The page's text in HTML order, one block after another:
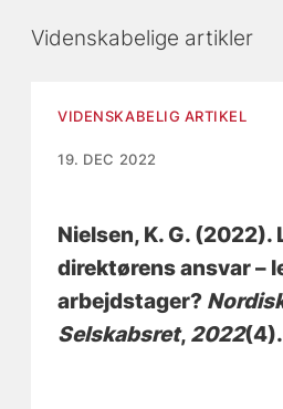
Videnskabelige artikler
VIDENSKABELIG ARTIKEL
19. DEC 2022
Nielsen, K. G. (2022).
direktørens ansvar –
arbejdstager?
Selskabsret, 2022(4).